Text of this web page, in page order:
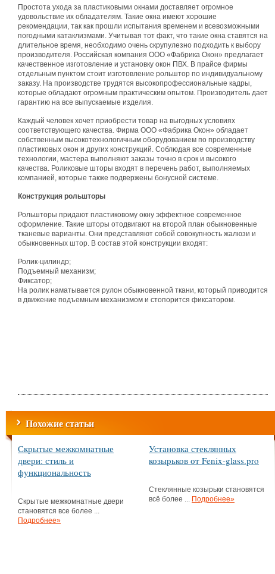
Простота ухода за пластиковыми окнами доставляет огромное
удовольствие их обладателям. Такие окна имеют хорошие
рекомендации, так как прошли испытания временем и всевозможными
погодными катаклизмами. Учитывая тот факт, что такие окна ставятся на
длительное время, необходимо очень скрупулезно подходить к выбору
производителя. Российская компания ООО «Фабрика Окон» предлагает
качественное изготовление и установку окон ПВХ. В прайсе фирмы
отдельным пунктом стоит изготовление рольштор по индивидуальному
заказу. На производстве трудятся высокопрофессиональные кадры,
которые обладают огромным практическим опытом. Производитель дает
гарантию на все выпускаемые изделия.
Каждый человек хочет приобрести товар на выгодных условиях
соответствующего качества. Фирма ООО «Фабрика Окон» обладает
собственным высокотехнологичным оборудованием по производству
пластиковых окон и других конструкций. Соблюдая все современные
технологии, мастера выполняют заказы точно в срок и высокого
качества. Роликовые шторы входят в перечень работ, выполняемых
компанией, которые также подвержены бонусной системе.
Конструкция рольшторы
Рольшторы придают пластиковому окну эффектное современное
оформление. Такие шторы отодвигают на второй план обыкновенные
тканевые варианты. Они представляют собой совокупность жалюзи и
обыкновенных штор. В состав этой конструкции входят:
Ролик-цилиндр;
Подъемный механизм;
Фиксатор;
На ролик наматывается рулон обыкновенной ткани, который приводится
в движение подъемным механизмом и стопорится фиксатором.
Похожие статьи
Скрытые межкомнатные
двери: стиль и
функциональность
Скрытые межкомнатные двери
становятся все более ...
Подробнее»
Установка стеклянных
козырьков от Fenix-glass.pro
Стеклянные козырьки становятся
всё более ... Подробнее»